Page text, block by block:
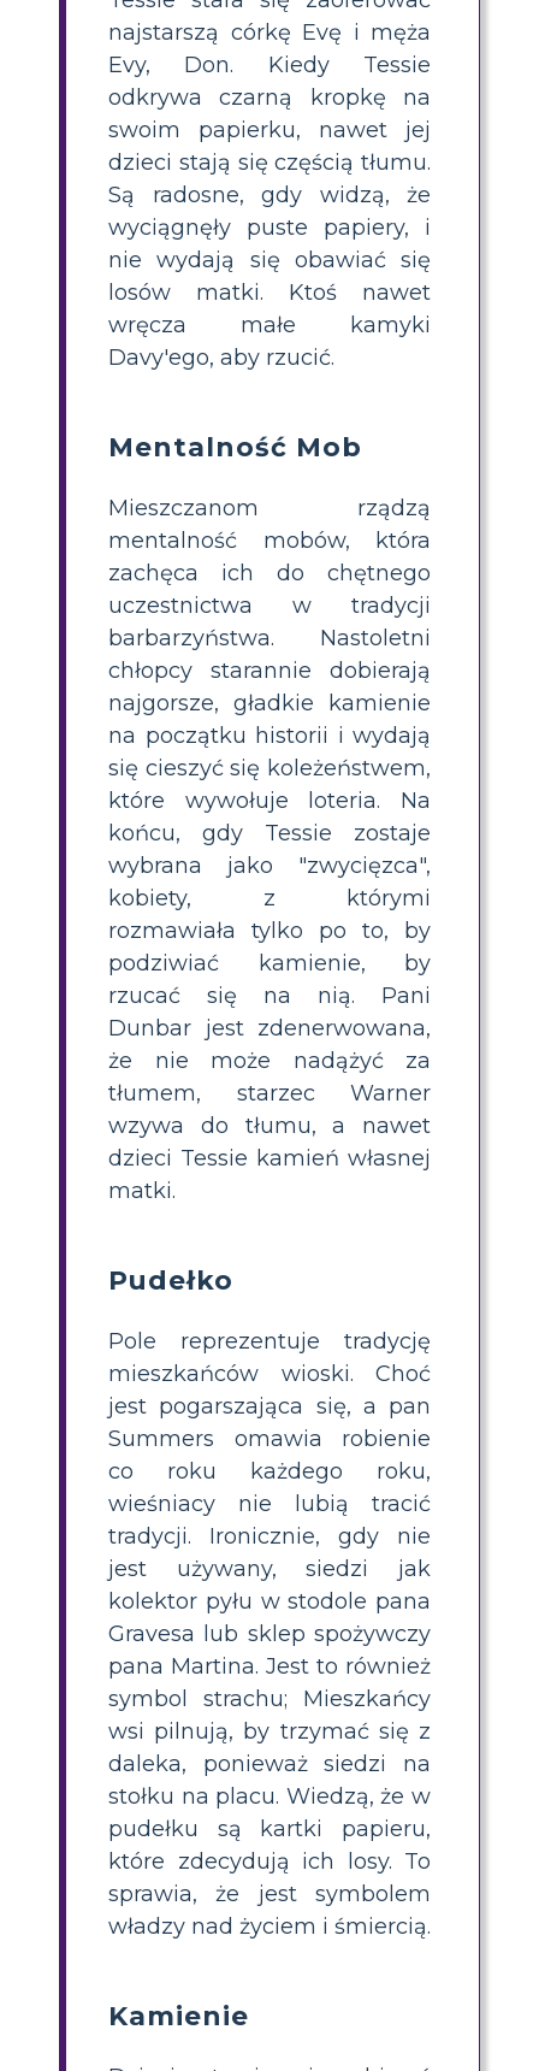
najstarszą córkę Evę i męża
Evy, Don. Kiedy Tessie
odkrywa czarną kropkę na
swoim papierku, nawet jej
dzieci stają się częścią tłumu.
Są radosne, gdy widzą, że
wyciągnęły puste papiery, i
nie wydają się obawiać się
losów matki. Ktoś nawet
wręcza małe kamyki
Davy'ego, aby rzucić.
Mentalność Mob
Mieszczanom rządzą
mentalność mobów, która
zachęca ich do chętnego
uczestnictwa w tradycji
barbarzyństwa. Nastoletni
chłopcy starannie dobierają
najgorsze, gładkie kamienie
na początku historii i wydają
się cieszyć się koleżeństwem,
które wywołuje loteria. Na
końcu, gdy Tessie zostaje
wybrana jako "zwycięzca",
kobiety, z którymi
rozmawiała tylko po to, by
podziwiać kamienie, by
rzucać się na nią. Pani
Dunbar jest zdenerwowana,
że ​​nie może nadążyć za
tłumem, starzec Warner
wzywa do tłumu, a nawet
dzieci Tessie kamień własnej
matki.
Pudełko
Pole reprezentuje tradycję
mieszkańców wioski. Choć
jest pogarszająca się, a pan
Summers omawia robienie
co roku każdego roku,
wieśniacy nie lubią tracić
tradycji. Ironicznie, gdy nie
jest używany, siedzi jak
kolektor pyłu w stodole pana
Gravesa lub sklep spożywczy
pana Martina. Jest to również
symbol strachu; Mieszkańcy
wsi pilnują, by trzymać się z
daleka, ponieważ siedzi na
stołku na placu. Wiedzą, że w
pudełku są kartki papieru,
które zdecydują ich losy. To
sprawia, że ​​jest symbolem
władzy nad życiem i śmiercią.
Kamienie